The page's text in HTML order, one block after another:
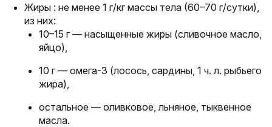
Жиры : не менее 1 г/кг массы тела (60–70 г/сутки),
из них:
10–15 г — насыщенные жиры (сливочное масло,
яйцо),
10 г — омега-3 (лосось, сардины, 1 ч. л. рыбьего
жира),
остальное — оливковое, льняное, тыквенное
масла.